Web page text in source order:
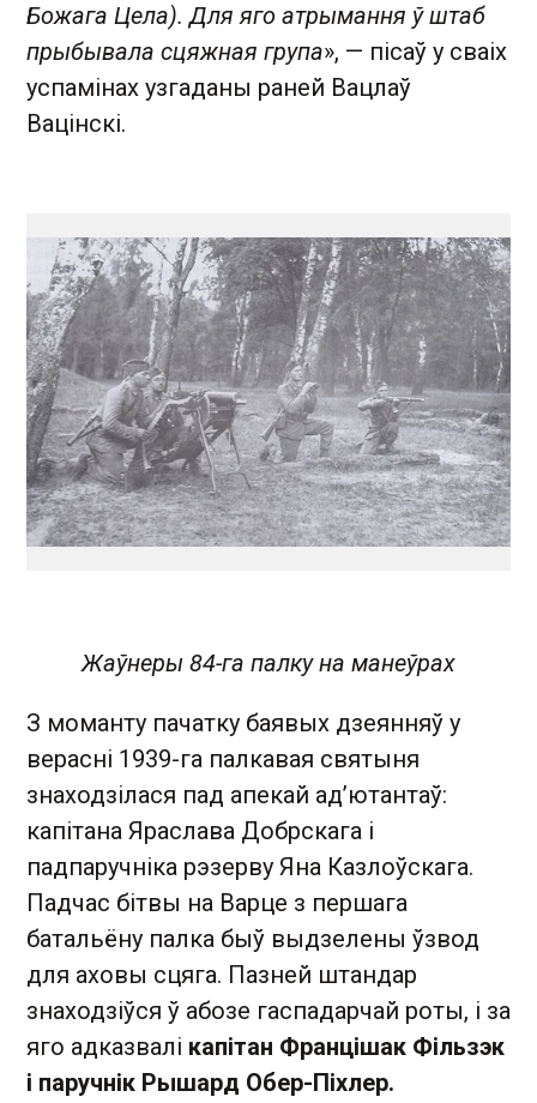
Божага Цела). Для яго атрымання ў штаб
прыбывала сцяжная група», — пісаў у сваіх
успамінах узгаданы раней Вацлаў
Вацінскі.
Жаўнеры 84-га палку на манеўрах
З моманту пачатку баявых дзеянняў у
верасні 1939-га палкавая святыня
знаходзілася пад апекай ад’ютантаў:
капітана Яраслава Добрскага і
падпаручніка рэзерву Яна Казлоўскага.
Падчас бітвы на Варце з першага
батальёну палка быў выдзелены ўзвод
для аховы сцяга. Пазней штандар
знаходзіўся ў абозе гаспадарчай роты, і за
яго адказвалі капітан Францішак Фільзэк
і паручнік Рышард Обер-Піхлер.